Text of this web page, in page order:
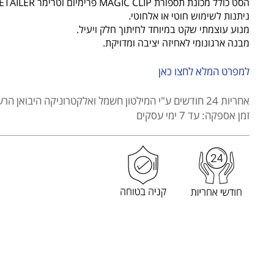
תספורת
WAHL
דגם
BARBR
|
MAGIC
LIMITED
EDITION
ניתנות לשימוש חוטי או אלחוטי.
מנוע עוצמתי שקט במיוחד לחיתוך חלק ויעיל.
מבנה ארגונומי לאחיזה יציבה ומדויקת.
למפרט המלא לחצו כאן
אחריות 24 חודשים
ע"י המילטון חשמל ואלקטרוניקה היבואן
זמן אספקה: עד 7 ימי עסקים